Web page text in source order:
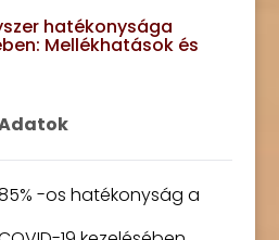
hatékonysága
Mellékhatások és
-os hatékonyság a